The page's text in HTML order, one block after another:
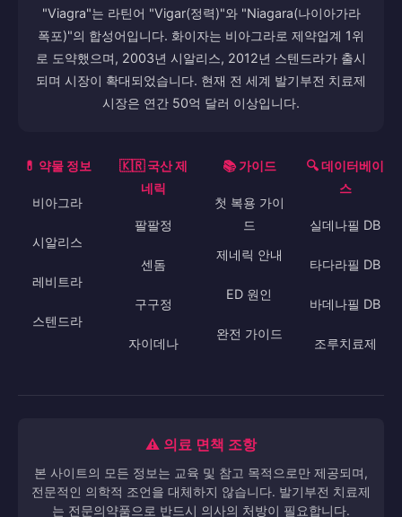
"Viagra"는 라틴어 "Vigar(정력)"와 "Niagara(나이아가라
폭포)"의 합성어입니다. 화이자는 비아그라로 제약업계 1위
로 도약했으며, 2003년 시알리스, 2012년 스텐드라가 출시
되며 시장이 확대되었습니다. 현재 전 세계 발기부전 치료제
시장은 연간 50억 달러 이상입니다.
💊 약물 정보
비아그라
시알리스
레비트라
스텐드라
🇰🇷 국산 제
네릭
팔팔정
센돔
구구정
자이데나
📚 가이드
첫 복용 가이
드
제네릭 안내
ED 원인
완전 가이드
🔍 데이터베이
스
실데나필 DB
타다라필 DB
바데나필 DB
조루치료제
⚠️ 의료 면책 조항
본 사이트의 모든 정보는 교육 및 참고 목적으로만 제공되며,
전문적인 의학적 조언을 대체하지 않습니다. 발기부전 치료제
는 전문의약품으로 반드시 의사의 처방이 필요합니다.